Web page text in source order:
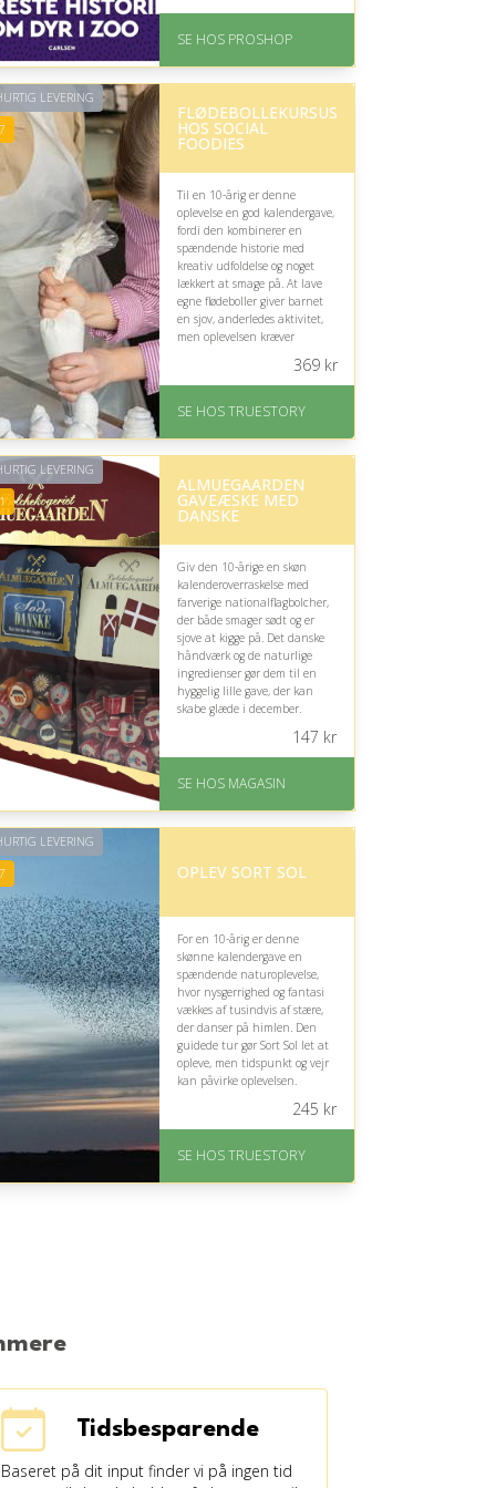
På lager
Levering: 2-12 hverdage
SE HOS PROSHOP
LEVERING
FLØDEBOLLEKURSUS
HOS SOCIAL
FOODIES
Til en 10-årig er denne
oplevelse en god kalendergave,
fordi den kombinerer en
spændende historie med
kreativ udfoldelse og noget
lækkert at smage på. At lave
egne flødeboller giver barnet
en sjov, anderledes aktivitet,
men oplevelsen kræver
På lager
Fremragende Trustpilot
rating på 4.7 ud af 5
369kr
SE HOS TRUESTORY
LEVERING
ALMUEGAARDEN
GAVEÆSKE MED
DANSKE
Giv den 10-årige en skøn
kalenderoverraskelse med
farverige nationalflagbolcher,
der både smager sødt og er
sjove at kigge på. Det danske
håndværk og de naturlige
ingredienser gør dem til en
hyggelig lille gave, der kan
skabe glæde i december.
God Trustpilot rating på
147 kr
SE HOS MAGASIN
LEVERING
OPLEV SORT SOL
For en 10-årig er denne
skønne kalendergave en
spændende naturoplevelse,
hvor nysgerrighed og fantasi
vækkes af tusindvis af stære,
der danser på himlen. Den
guidede tur gør Sort Sol let at
opleve, men tidspunkt og vejr
kan påvirke oplevelsen.
levering. Eller lav digitalt
245 kr
SE HOS TRUESTORY
Tidsbesparende
Baseret på dit input finder vi på ingen tid